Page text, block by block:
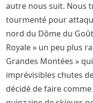
autre nous suit. Nous
tourmenté pour
nord du Dôme du
Royale » un peu plus
Grandes Montées »
imprévisibles chutes
décidé de faire